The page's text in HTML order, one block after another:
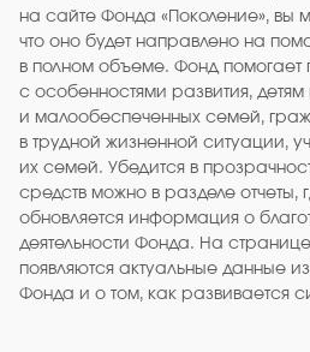
на сайте Фонда «Поколение», вы
что оно будет направлено на
в полном объеме. Фонд помогает
с особенностями развития, детям
и малообеспеченных семей,
в трудной жизненной ситуации,
их семей. Убедится в
средств можно в разделе отчеты,
обновляется информация о
деятельности Фонда. На
появляются актуальные данные
Фонда и о том, как развивается